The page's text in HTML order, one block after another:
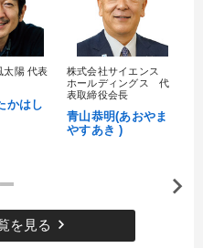
太陽 代表
かはし
株式会社サイエンス
ホールディングス 代
表取締役会長
青山恭明(あおやま
やすあき )
を見る keyboard_arrow_right